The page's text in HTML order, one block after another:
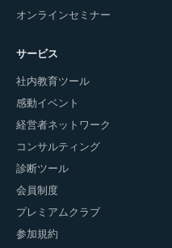
オンラインセミナー
サービス
社内教育ツール
感動イベント
経営者ネットワーク
コンサルティング
診断ツール
会員制度
プレミアムクラブ
参加規約